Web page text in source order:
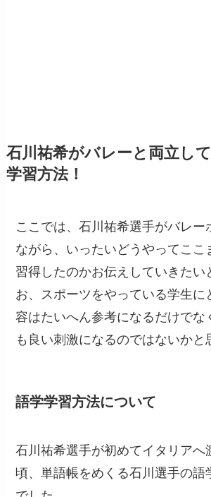
石川祐希がバレーと両立し
学習方法！
ここでは、石川祐希選手がバレー
ながら、いったいどうやってここ
習得したのかお伝えしていきたい
お、スポーツをやっている学生に
容はたいへん参考になるだけでな
も良い刺激になるのではないかと
語学学習方法について
石川祐希選手が初めてイタリアへ
頃、単語帳をめくる石川選手の語